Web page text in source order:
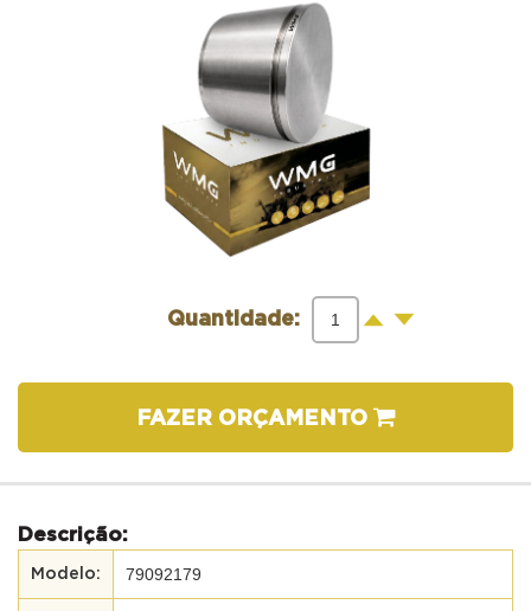
Quantidade: + -
FAZER ORÇAMENTO
Descrição:
79092179